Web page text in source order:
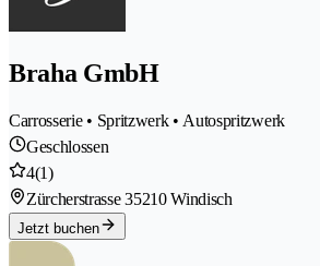
Braha GmbH
Carrosserie • Spritzwerk • Autospritzwerk
Geschlossen
4(1)
Zürcherstrasse 35210 Windisch
Jetzt buchen